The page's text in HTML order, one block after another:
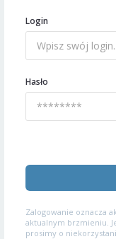
Login
Hasło
Zalogowanie oznacza
aktualnym brzmieniu.
prosimy o